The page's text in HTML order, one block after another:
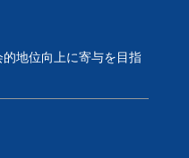
地位向上に寄与を目指